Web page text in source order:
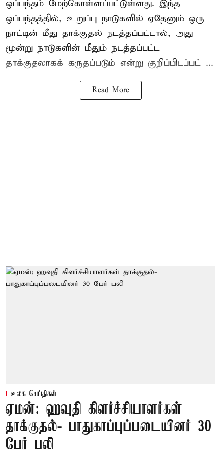
ஒப்பந்தம் மேற்கொள்ளப்பட்டுள்ளது. இந்த
ஒப்பந்தத்தில், உறுப்பு நாடுகளில் ஏதேனும் ஒரு
நாட்டின் மீது தாக்குதல் நடத்தப்பட்டால், அது
மூன்று நாடுகளின் மீதும் நடத்தப்பட்ட
தாக்குதலாகக் கருதப்படும் என்று குறிப்பிடப்பட் ...
Read More
உலக செய்திகள்
ஏமன்: ஹவுதி கிளர்ச்சியாளர்கள்
தாக்குதல்- பாதுகாப்புப்படையினர் 30
பேர் பலி